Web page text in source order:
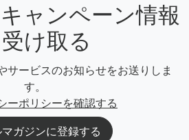
ャンペーン情報
け取る
サービスのお知らせをお送りしま
す。
ーポリシーを確認する
マガジンに登録する